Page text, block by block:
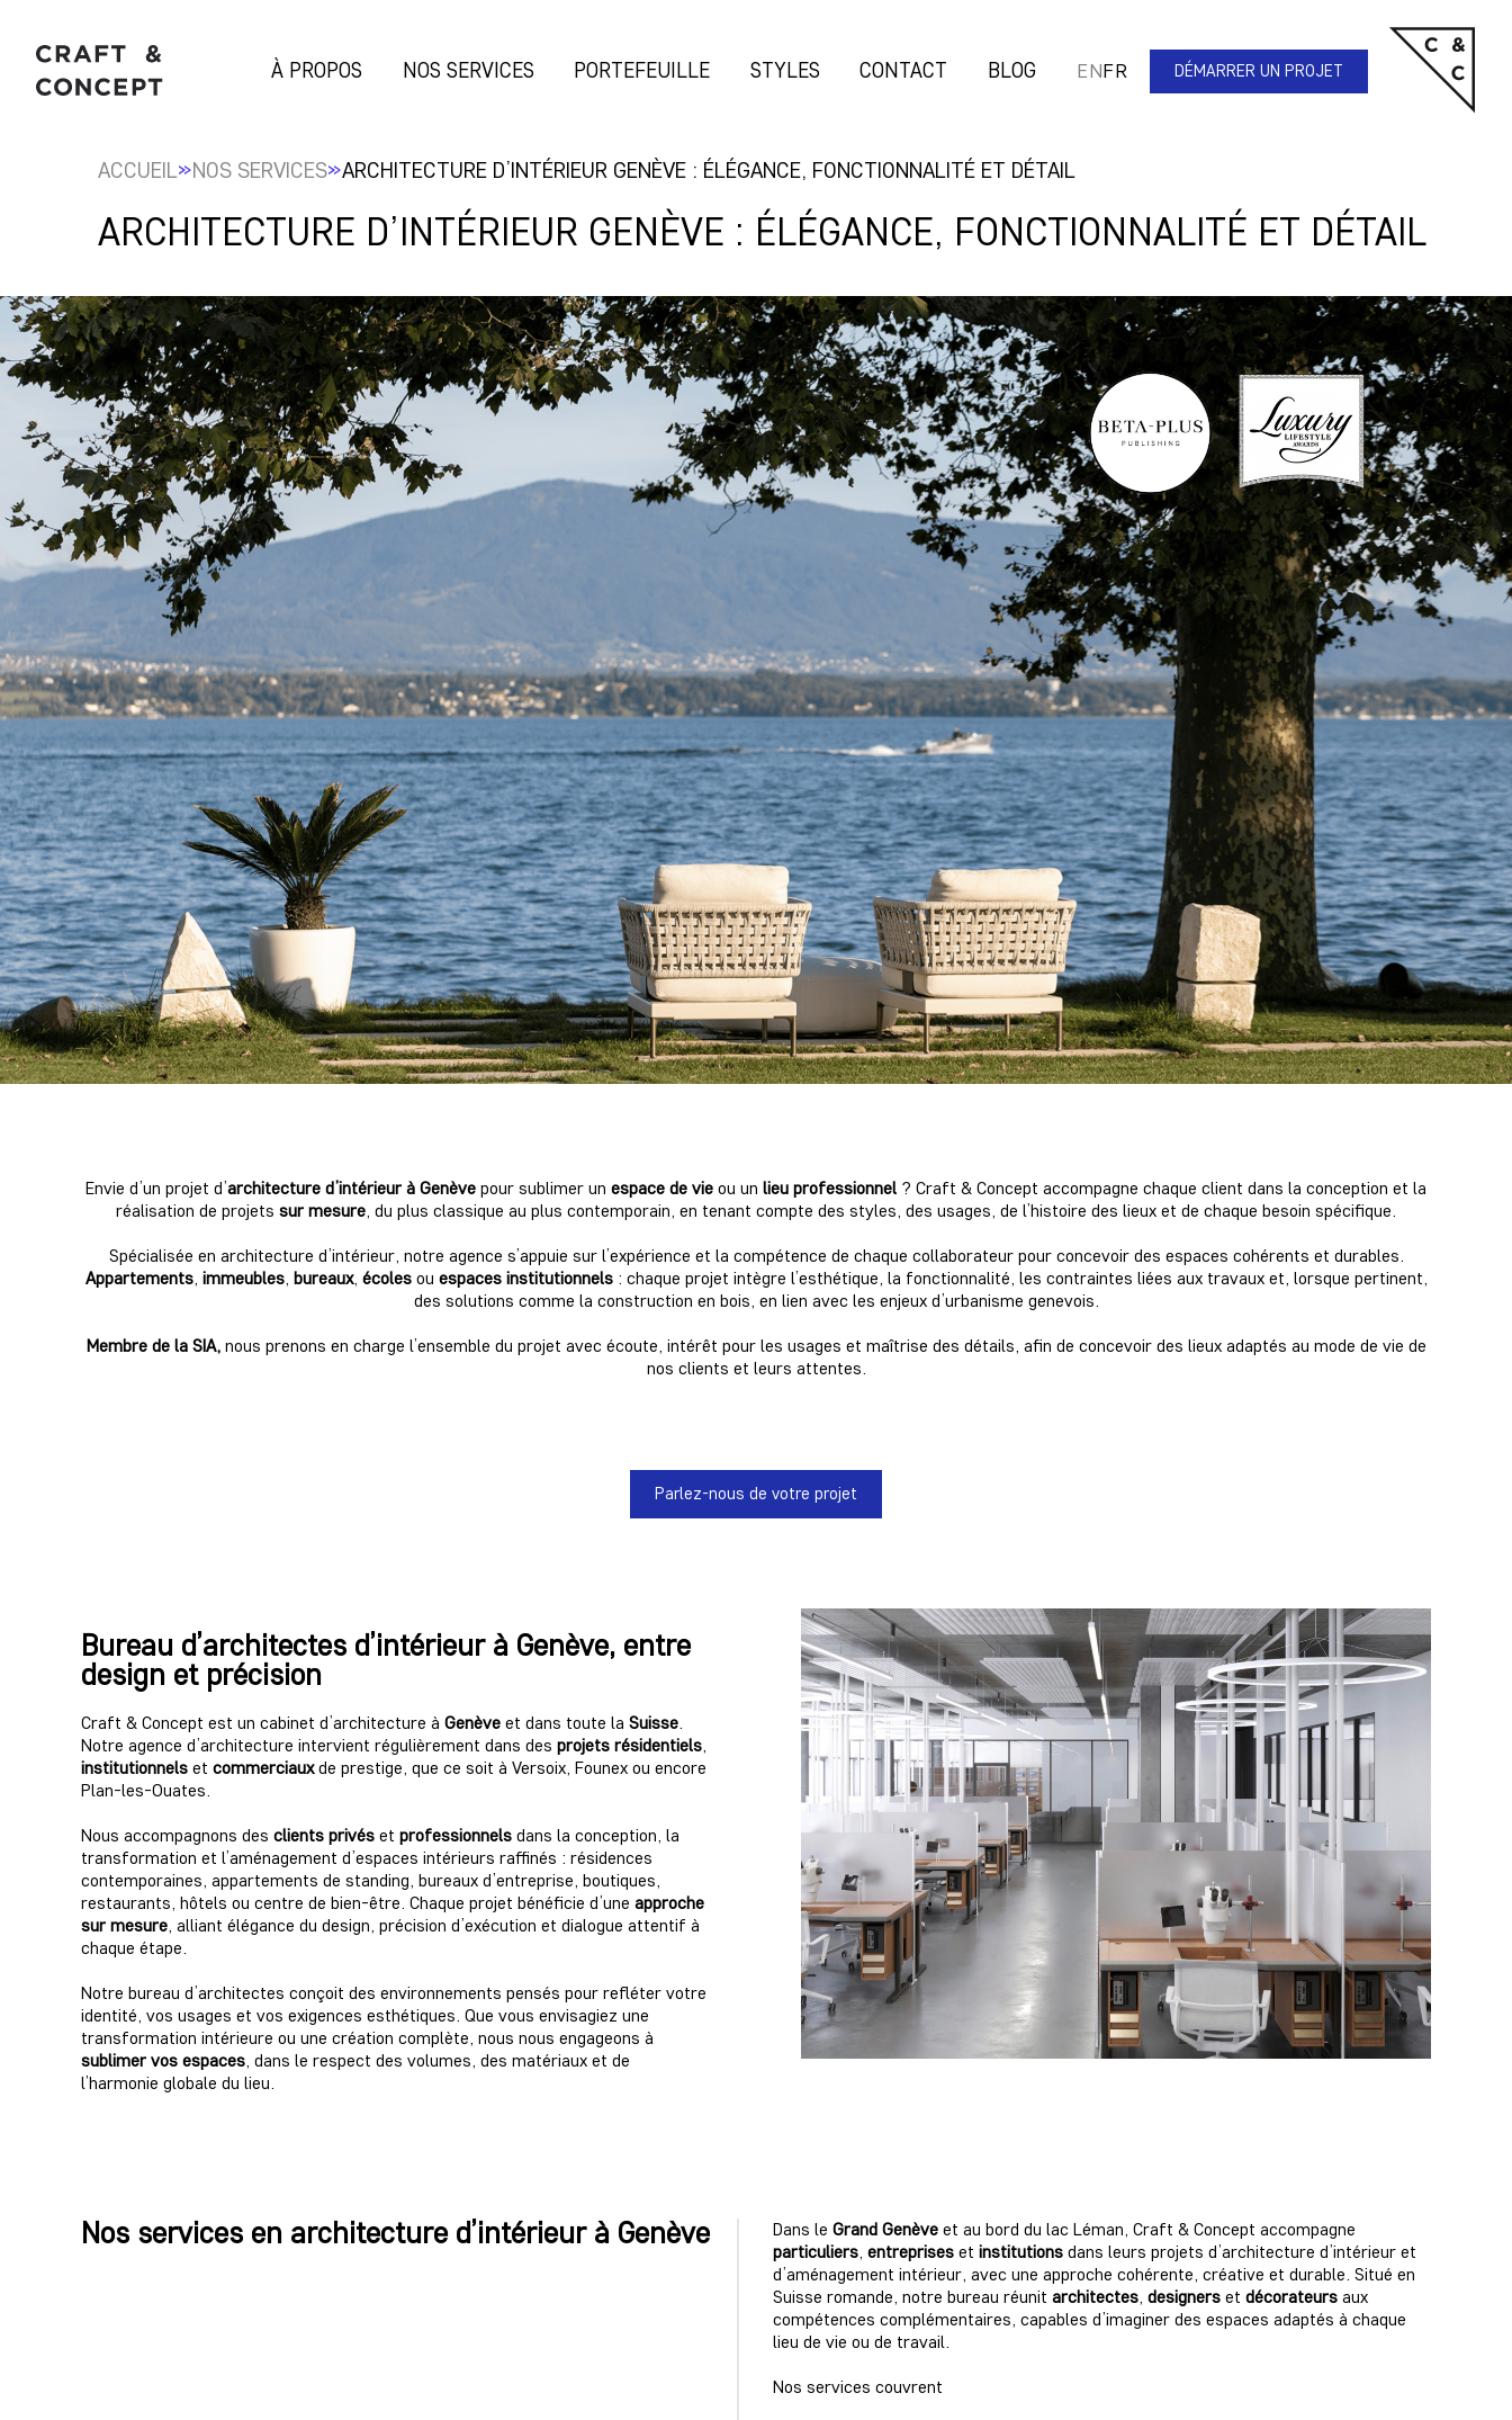
À PROPOS NOS SERVICES PORTEFEUILLE STYLES CONTACT BLOG ENFR DÉMARRER UN PROJET
ACCUEIL»NOS SERVICES»ARCHITECTURE D’INTÉRIEUR GENÈVE : ÉLÉGANCE, FONCTIONNALITÉ ET DÉTAIL
ARCHITECTURE D’INTÉRIEUR GENÈVE : ÉLÉGANCE, FONCTIONNALITÉ ET DÉTAIL
Envie d’un projet d’architecture d’intérieur à Genève pour sublimer un espace de vie ou un lieu professionnel ? Craft & Concept accompagne chaque client dans la conception et la
réalisation de projets sur mesure, du plus classique au plus contemporain, en tenant compte des styles, des usages, de l’histoire des lieux et de chaque besoin spécifique.
Spécialisée en architecture d’intérieur, notre agence s’appuie sur l’expérience et la compétence de chaque collaborateur pour concevoir des espaces cohérents et durables.
Appartements, immeubles, bureaux, écolesou espaces institutionnels: chaque projet intègre l’esthétique, la fonctionnalité, les contraintes liées aux travaux et, lorsque pertinent,
des solutions comme la construction en bois, en lien avec les enjeux d’urbanisme genevois.
Membre de la SIA,nous prenons en charge l’ensemble du projet avec écoute, intérêt pour les usages et maîtrise des détails, afin de concevoir des lieux adaptés au mode de vie de
nos clients et leurs attentes.
Parlez-nous de votre projet
Bureau d’architectes d’intérieur à Genève, entre
design et précision
Craft & Concept est un cabinet d’architecture à Genève et dans toute la Suisse.
Notre agence d’architecture intervient régulièrement dans des projets résidentiels,
institutionnels et commerciauxde prestige, que ce soit à Versoix, Founex ou encore
Plan-les-Ouates.
Nous accompagnons des clients privés et professionnels dans la conception, la
transformation et l’aménagement d’espaces intérieurs raffinés : résidences
contemporaines, appartements de standing, bureaux d’entreprise, boutiques,
restaurants, hôtels ou centre de bien-être. Chaque projet bénéficie d’une approche
sur mesure, alliant élégance du design, précision d’exécution et dialogue attentif à
chaque étape.
Notre bureau d’architectes conçoit des environnements pensés pour refléter votre
identité, vos usages et vos exigences esthétiques. Que vous envisagiez une
transformation intérieure ou une création complète, nous nous engageons à
sublimer vos espaces, dans le respect des volumes, des matériaux et de
l’harmonie globale du lieu.
Nos services en architecture d’intérieur à Genève Dans le Grand Genève et au bord du lac Léman, Craft & Concept accompagne
particuliers, entreprises et institutions dans leurs projets d’architecture d’intérieur et
d’aménagement intérieur, avec une approche cohérente, créative et durable. Situé en
Suisse romande, notre bureau réunit architectes, designers et décorateurs aux
compétences complémentaires, capables d’imaginer des espaces adaptés à chaque
lieu de vie ou de travail.
Nos services couvrent